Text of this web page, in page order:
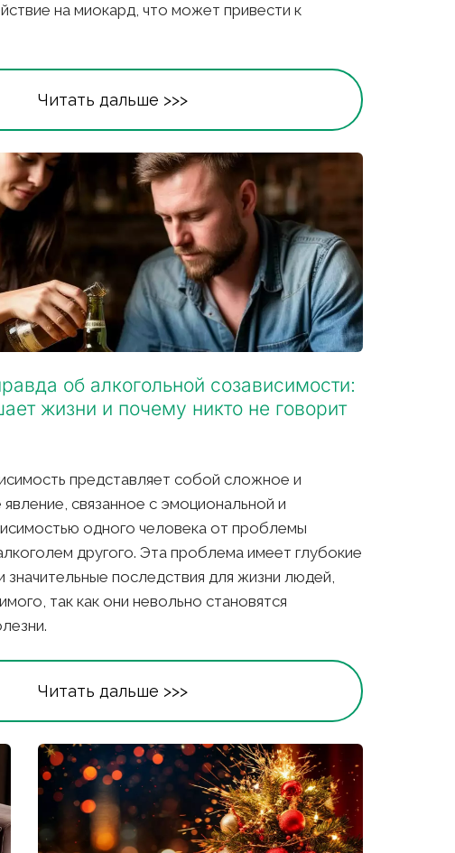
на миокард, что может привести к
Читать дальше >>>
об алкогольной созависимости:
жизни и почему никто не говорит
представляет собой сложное и
связанное с эмоциональной и
одного человека от проблемы
другого. Эта проблема имеет глубокие
значительные последствия для жизни людей,
так как они невольно становятся
Читать дальше >>>